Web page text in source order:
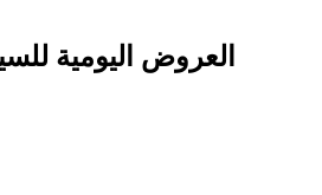
العروض اليومية